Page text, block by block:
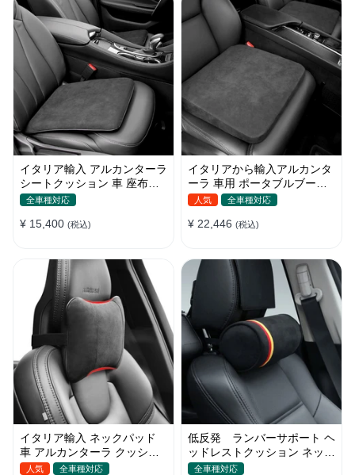
イタリア輸入 アルカンターラ
シートクッション 車 座布団
記憶フォーム 通気性抜群
全車種対応
¥ 15,400 (税込)
イタリアから輸入アルカンタ
ーラ 車用 ポータブルブース
ターシート 防寒
人気 全車種対応
¥ 22,446 (税込)
イタリア輸入 ネックパッド
車 アルカンターラ クッショ
ン 低反発 ネックピロー ドラ
人気 全車種対応
低反発 ランバーサポート ヘ
ッドレストクッション ネック
全車種対応